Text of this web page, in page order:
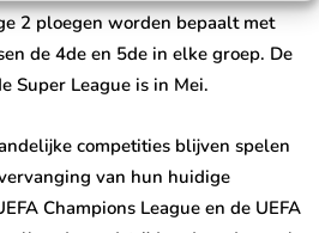
2 ploegen worden bepaalt met
de 4de en 5de in elke groep. De
Super League is in Mei.
competities blijven spelen
van hun huidige
Champions League en de UEFA